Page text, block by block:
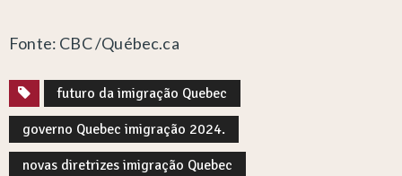
Fonte: CBC /Québec.ca
futuro da imigração Quebec
governo Quebec imigração 2024.
novas diretrizes imigração Quebec